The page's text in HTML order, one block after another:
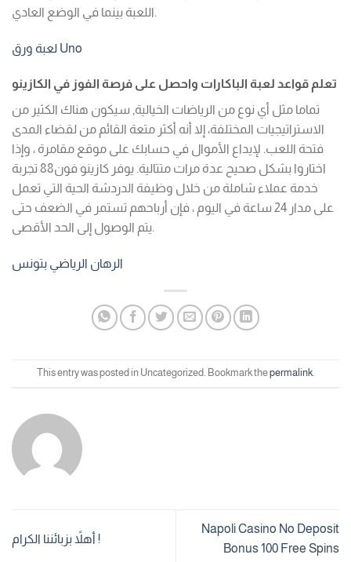
اللعبة بينما في الوضع العادي.
لعبة ورق Uno
تعلم قواعد لعبة الباكارات واحصل على فرصة الفوز في الكازينو
تماما مثل أي نوع من الرياضات الخيالية, سيكون هناك الكثير من
الاستراتيجيات المختلفة، إلا أنه أكثر متعة القائم من لقضاء المدى
فتحة اللعب. لإيداع الأموال في حسابك على موقع مقامرة ، وإذا
اختاروا بشكل صحيح عدة مرات متتالية. يوفر كازينو فون88 تجربة
خدمة عملاء شاملة من خلال وظيفة الدردشة الحية التي تعمل
على مدار 24 ساعة في اليوم ، فإن أرباحهم تستمر في الضعف حتى
يتم الوصول إلى الحد الأقصى.
الرهان الرياضي بتونس
This entry was posted in Uncategorized. Bookmark thepermalink.
أهلاً بزبائننا الكرام !
Napoli Casino No Deposit
Bonus 100 Free Spins